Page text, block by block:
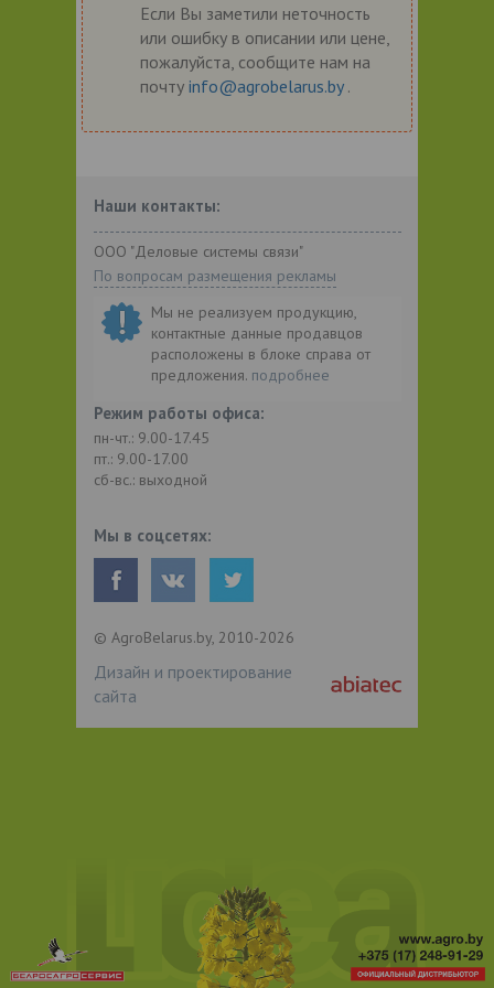
Если Вы заметили неточность
или ошибку в описании или цене,
пожалуйста, сообщите нам на
почту info@agrobelarus.by .
Наши контакты:
ООО "Деловые системы связи"
По вопросам размещения рекламы
Мы не реализуем продукцию,
контактные данные продавцов
расположены в блоке справа от
предложения. подробнее
Режим работы офиса:
пн-чт.: 9.00-17.45
пт.: 9.00-17.00
сб-вс.: выходной
Мы в соцсетях:
© AgroBelarus.by, 2010-2026
Дизайн и проектирование
сайта